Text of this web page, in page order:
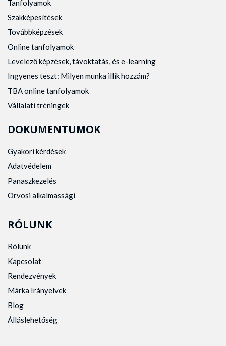
Tanfolyamok
Szakképesítések
Továbbképzések
Online tanfolyamok
Levelező képzések, távoktatás, és e-learning
Ingyenes teszt: Milyen munka illik hozzám?
TBA online tanfolyamok
Vállalati tréningek
DOKUMENTUMOK
Gyakori kérdések
Adatvédelem
Panaszkezelés
Orvosi alkalmassági
RÓLUNK
Rólunk
Kapcsolat
Rendezvények
Márka Irányelvek
Blog
Álláslehetőség